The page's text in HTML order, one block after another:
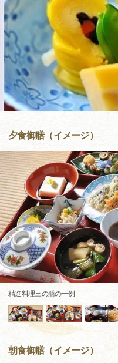
夕食御膳（イメージ）
精進料理三の膳の一例
朝食御膳（イメージ）